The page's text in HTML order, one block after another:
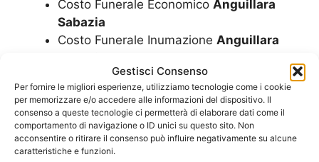
Gestisci Consenso
Per fornire le migliori esperienze, utilizziamo tecnologie come i cookie
per memorizzare e/o accedere alle informazioni del dispositivo. Il
consenso a queste tecnologie ci permetterà di elaborare dati come il
comportamento di navigazione o ID unici su questo sito. Non
acconsentire o ritirare il consenso può influire negativamente su alcune
caratteristiche e funzioni.
Costo Funerale Economico Anguillara
Sabazia
Costo Funerale Inumazione Anguillara
Costo FuneraleAnguillara Sabazia
Costo Funerale TumulazioneAnguillara
Sabazia
CremazioneAnguillara Sabazia
Cremazioni
Anguillara Sabazia